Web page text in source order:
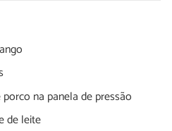
na panela de pressão
de leite